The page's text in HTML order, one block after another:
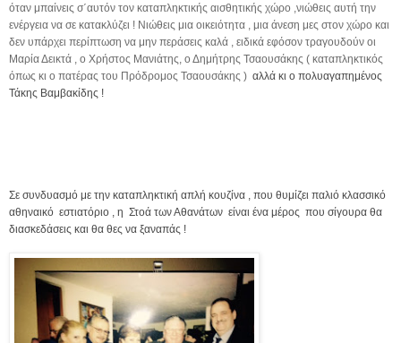
όταν μπαίνεις σ΄αυτόν τον καταπληκτικής αισθητικής χώρο ,νιώθεις αυτή την
ενέργεια να σε κατακλύζει ! Νιώθεις μια οικειότητα , μια άνεση μες στον χώρο και
δεν υπάρχει περίπτωση να μην περάσεις καλά , ειδικά εφόσον τραγουδούν οι
Μαρία Δεικτά , ο Χρήστος Μανιάτης, ο Δημήτρης Τσαουσάκης ( καταπληκτικός
όπως κι ο πατέρας του Πρόδρομος Τσαουσάκης ) αλλά κι ο πολυαγαπημένος
Τάκης Βαμβακίδης !
Σε συνδυασμό με την καταπληκτική απλή κουζίνα , που θυμίζει παλιό κλασσικό
αθηναικό εστιατόριο , η Στοά των Αθανάτων είναι ένα μέρος που σίγουρα θα
διασκεδάσεις και θα θες να ξαναπάς !